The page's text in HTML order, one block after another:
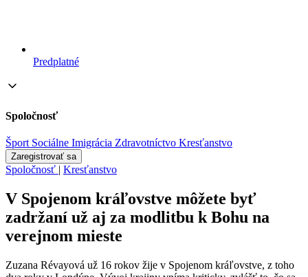
Predplatné
Spoločnosť
Šport Sociálne Imigrácia Zdravotníctvo Kresťanstvo
Zaregistrovať sa
Spoločnosť | Kresťanstvo
V Spojenom kráľovstve môžete byť
zadržaní už aj za modlitbu k Bohu na
verejnom mieste
Zuzana Révayová už 16 rokov žije v Spojenom kráľovstve, z toho